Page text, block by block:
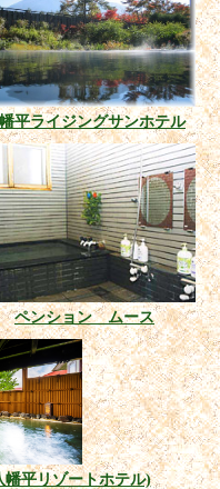
平ライジングサンホテル
ペンション ムース
平リゾートホテル)